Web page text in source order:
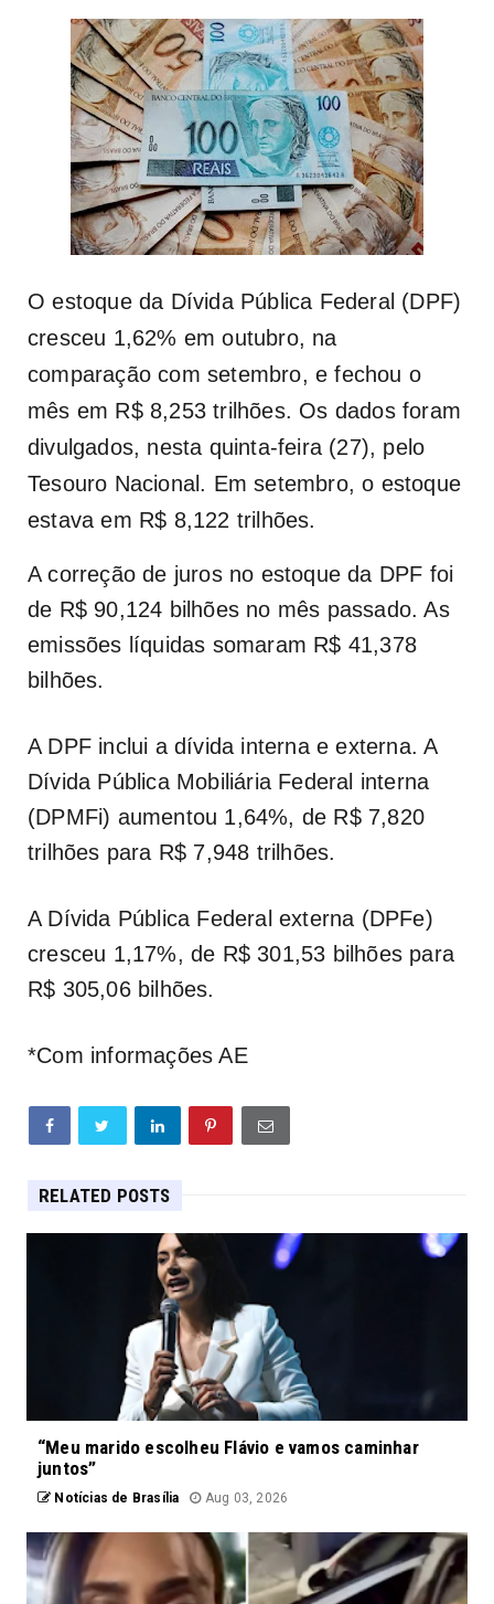
O estoque da Dívida Pública Federal (DPF)
cresceu 1,62% em outubro, na
comparação com setembro, e fechou o
mês em R$ 8,253 trilhões. Os dados foram
divulgados, nesta quinta-feira (27), pelo
Tesouro Nacional. Em setembro, o estoque
estava em R$ 8,122 trilhões.
A correção de juros no estoque da DPF foi
de R$ 90,124 bilhões no mês passado. As
emissões líquidas somaram R$ 41,378
bilhões.
A DPF inclui a dívida interna e externa. A
Dívida Pública Mobiliária Federal interna
(DPMFi) aumentou 1,64%, de R$ 7,820
trilhões para R$ 7,948 trilhões.
A Dívida Pública Federal externa (DPFe)
cresceu 1,17%, de R$ 301,53 bilhões para
R$ 305,06 bilhões.
*Com informações AE
RELATED POSTS
“Meu marido escolheu Flávio e vamos caminhar
juntos”
Notícias de Brasília Aug 03, 2026